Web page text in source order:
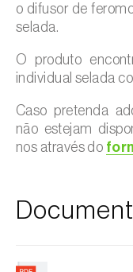
o difusor de
selada.
O produto
individual selada
Caso pretenda
não estejam
nos através do